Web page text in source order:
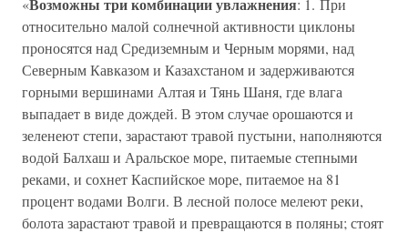
«
: 1. При
относительно малой солнечной активности циклоны
проносятся над Средиземным и Черным морями, над
Северным Кавказом и Казахстаном и задерживаются
горными вершинами Алтая и Тянь Шаня, где влага
выпадает в виде дождей. В этом случае орошаются и
зеленеют степи, зарастают травой пустыни, наполняются
водой Балхаш и Аральское море, питаемые степными
реками, и сохнет Каспийское море, питаемое на 81
процент водами Волги. В лесной полосе мелеют реки,
болота зарастают травой и превращаются в поляны; стоят